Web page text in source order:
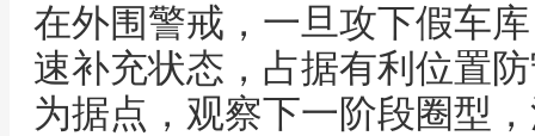
在外围警戒，一旦攻下假车
速补充状态，占据有利位置
为据点，观察下一阶段圈型